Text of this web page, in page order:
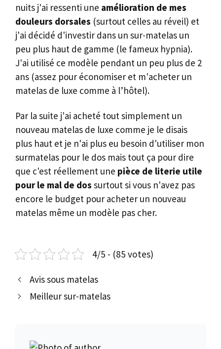
nuits j'ai ressenti une amélioration de mes
douleurs dorsales (surtout celles au réveil) et
j'ai décidé d'investir dans un sur-matelas un
peu plus haut de gamme (le fameux hypnia).
J'ai utilisé ce modèle pendant un peu plus de 2
ans (assez pour économiser et m'acheter un
matelas de luxe comme à l’hôtel).
Par la suite j'ai acheté tout simplement un
nouveau matelas de luxe comme je le disais
plus haut et je n'ai plus eu besoin d'utiliser mon
surmatelas pour le dos mais tout ça pour dire
que c'est réellement une pièce de literie utile
pour le mal de dos surtout si vous n'avez pas
encore le budget pour acheter un nouveau
matelas même un modèle pas cher.
4/5 - (85 votes)
Avis sous matelas
Meilleur sur-matelas